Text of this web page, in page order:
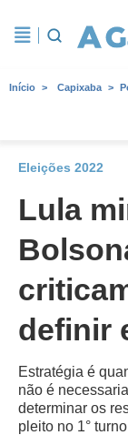
Início Capixaba
Eleições 2022
Lula
definir
Estratégia é
não é
determinar os
pleito no 1° turno